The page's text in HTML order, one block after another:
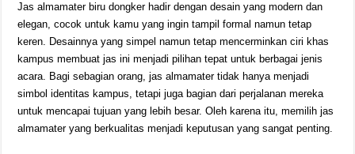
Jas almamater biru dongker hadir dengan desain yang modern dan
elegan, cocok untuk kamu yang ingin tampil formal namun tetap
keren. Desainnya yang simpel namun tetap mencerminkan ciri khas
kampus membuat jas ini menjadi pilihan tepat untuk berbagai jenis
acara. Bagi sebagian orang, jas almamater tidak hanya menjadi
simbol identitas kampus, tetapi juga bagian dari perjalanan mereka
untuk mencapai tujuan yang lebih besar. Oleh karena itu, memilih jas
almamater yang berkualitas menjadi keputusan yang sangat penting.